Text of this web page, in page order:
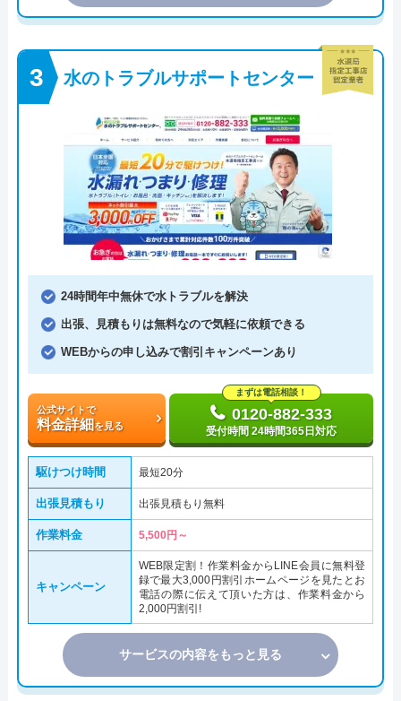
水のトラブルサポートセンター
24時間年中無休で水トラブルを解決
出張、見積もりは無料なので気軽に依頼できる
WEBからの申し込みで割引キャンペーンあり
公式サイトで
料金詳細を見る
まずは電話相談！
0120-882-333
受付時間 24時間365日対応
駆けつけ時間 最短20分
出張見積もり 出張見積もり無料
作業料金 5,500円～
キャンペーン
WEB限定割！作業料金からLINE会員に無料登
録で最大3,000円割引ホームページを見たとお
電話の際に伝えて頂いた方は、作業料金から
2,000円割引!
サービスの内容をもっと見る